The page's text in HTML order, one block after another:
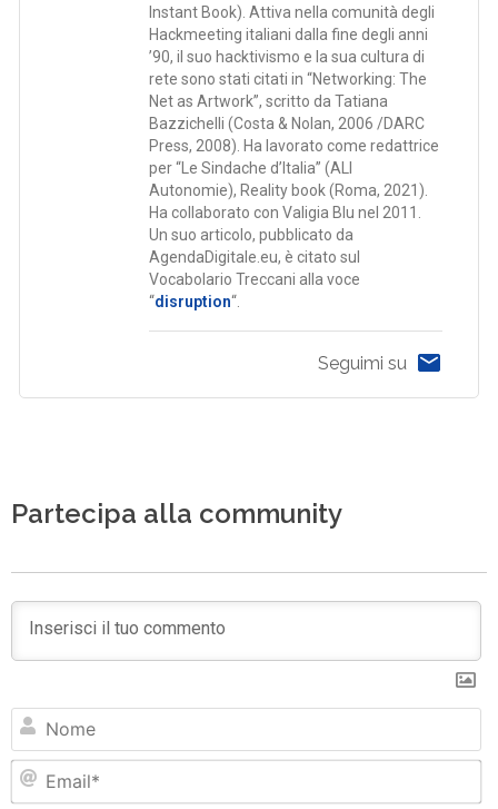
Instant Book). Attiva nella comunità degli
Hackmeeting italiani dalla fine degli anni
’90, il suo hacktivismo e la sua cultura di
rete sono stati citati in “Networking: The
Net as Artwork”, scritto da Tatiana
Bazzichelli (Costa & Nolan, 2006 /DARC
Press, 2008). Ha lavorato come redattrice
per “Le Sindache d’Italia” (ALI
Autonomie), Reality book (Roma, 2021).
Ha collaborato con Valigia Blu nel 2011.
Un suo articolo, pubblicato da
AgendaDigitale.eu, è citato sul
Vocabolario Treccani alla voce
“disruption“.
Seguimi su
Partecipa alla community